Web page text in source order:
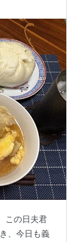
この日夫君
、今日も義